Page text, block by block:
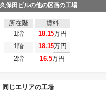
久保田ビルの他の区画の工場
所在階
賃料
1階
18.15万円
1階
18.15万円
2階
16.5万円
同じエリアの工場